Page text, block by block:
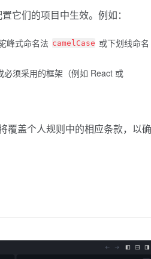
它们的项目中生效。例如：
峰式命名法 camelCase 或下划线命名
须采用的框架（例如 React 或
覆盖个人规则中的相应条款，以